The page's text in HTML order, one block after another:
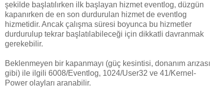
şekilde başlatılırken ilk başlayan hizmet eventlog, düzgün
kapanırken de en son durdurulan hizmet de eventlog
hizmetidir. Ancak çalışma süresi boyunca bu hizmetler
durdurulup tekrar başlatılabileceği için dikkatli davranmak
gerekebilir.
Beklenmeyen bir kapanmayı (güç kesintisi, donanım arızası
gibi) ile ilgili 6008/Eventlog, 1024/User32 ve 41/Kernel-
Power olayları aranabilir.